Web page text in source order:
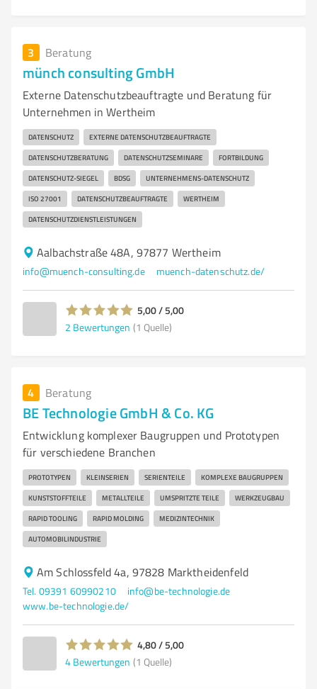
3 Beratung
münch consulting GmbH
Externe Datenschutzbeauftragte und Beratung für
Unternehmen in Wertheim
DATENSCHUTZ EXTERNE DATENSCHUTZBEAUFTRAGTE
DATENSCHUTZBERATUNG DATENSCHUTZSEMINARE FORTBILDUNG
DATENSCHUTZ-SIEGEL BDSG UNTERNEHMENS-DATENSCHUTZ
ISO 27001 DATENSCHUTZBEAUFTRAGTE WERTHEIM
DATENSCHUTZDIENSTLEISTUNGEN
Aalbachstraße 48A, 97877 Wertheim
info@muench-consulting.de muench-datenschutz.de/
5,00 / 5,00
2 Bewertungen (1 Quelle)
4 Beratung
BE Technologie GmbH & Co. KG
Entwicklung komplexer Baugruppen und Prototypen
für verschiedene Branchen
PROTOTYPEN KLEINSERIEN SERIENTEILE KOMPLEXE BAUGRUPPEN
KUNSTSTOFFTEILE METALLTEILE UMSPRITZTE TEILE WERKZEUGBAU
RAPID TOOLING RAPID MOLDING MEDIZINTECHNIK
AUTOMOBILINDUSTRIE
Am Schlossfeld 4a, 97828 Marktheidenfeld
Tel. 09391 60990210
info@be-technologie.de
www.be-technologie.de/
4,80 / 5,00
4 Bewertungen (1 Quelle)